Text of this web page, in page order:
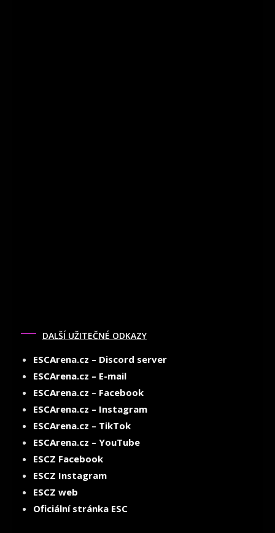
DALŠÍ UŽITEČNÉ ODKAZY
ESCArena.cz – Discord server
ESCArena.cz – E-mail
ESCArena.cz – Facebook
ESCArena.cz – Instagram
ESCArena.cz – TikTok
ESCArena.cz – YouTube
ESCZ Facebook
ESCZ Instagram
ESCZ web
Oficiální stránka ESC